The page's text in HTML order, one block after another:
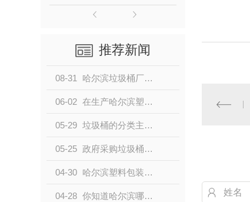
推荐新闻
08-31 哈尔滨垃圾桶厂家制作垃圾桶的材料有哪些
06-02 在生产哈尔滨塑料桶的时候会用到的添加剂有哪些？
05-29 垃圾桶的分类主要有哪几种？以下四种分享给大家！
05-25 政府采购垃圾桶青睐塑料垃圾桶的原因有哪些？
04-30 哈尔滨塑料包装桶的使用特点
04-28 你知道哈尔滨哪款分类垃圾桶更实用么？